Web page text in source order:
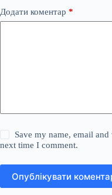
Додати коментар *
Save my name, email
next time I comment.
Опублікувати